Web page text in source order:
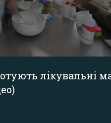
лікувальні